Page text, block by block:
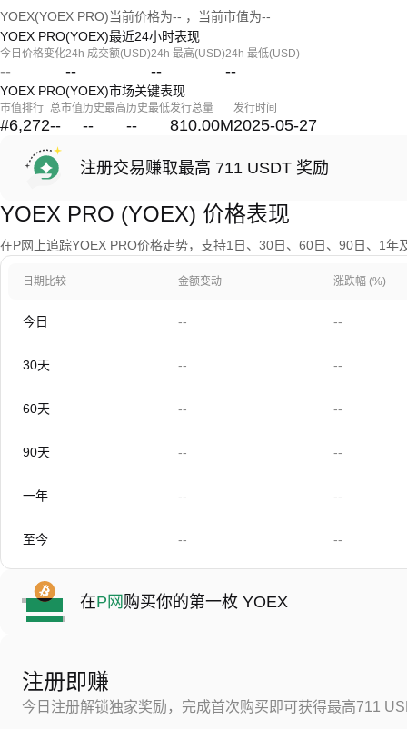
YOEX(YOEX PRO)当前价格为-- ，当前市值为--
YOEX PRO(YOEX)最近24小时表现
今日价格变化
--
24h 成交额(USD)
--
24h 最高(USD)
--
24h 最低(USD)
--
YOEX PRO(YOEX)市场关键表现
市值排行
#6,272
总市值
--
历史最高
--
历史最低
--
发行总量
810.00M
发行时间
2025-05-27
注册交易赚取最高 711 USDT 奖励
YOEX PRO (YOEX) 价格表现
在P网上追踪YOEX PRO价格走势，支持1日、30日、60日、90日、1年
日期比较 金额变动 涨跌幅 (%)
今日 -- --
30天 -- --
60天 -- --
90天 -- --
一年 -- --
至今 -- --
在P网 购买你的第一枚 YOEX
注册即赚
今日注册解锁独家奖励，完成首次购买即可获得最高711